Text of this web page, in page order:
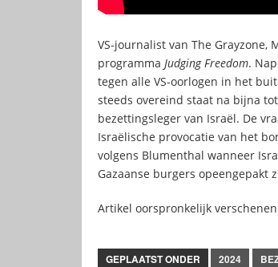
VS-journalist van The
programma Judging Freedom.
tegen alle VS-oorlogen in het
steeds overeind staat na bijna
bezettingsleger van Israël. De
Israëlische provocatie van het
volgens Blumenthal wanneer
Gazaanse burgers opeengepakt
Artikel oorspronkelijk
GEPLAATST ONDER 2024